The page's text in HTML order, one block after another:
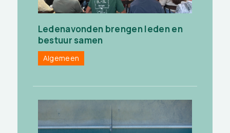
Ledenavonden brengen leden en
bestuur samen
Algemeen